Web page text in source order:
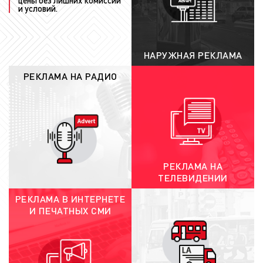
рабочих дней;
размещение рекламы:
рабочая группа
«Фасад Медиа Групп» загружает
рекламный ролик в сетку телеканала и
выпускает рекламу в телеэфир. На сроки
размещения рекламы существенное
влияние оказывают степень готовности
рекламного материала, а также
соответствие техническим требованиям и
положениям законодательства РФ о
рекламе.
При соблюдении всех вышеуказанных
требований, рекламу на Звездемы сможем
разместить за 1 рабочий день.
Целевая аудитория рекламы на
и условий.
НАРУЖНАЯ РЕКЛАМА
РЕКЛАМА НА РАДИО
РЕКЛАМА НА
ТЕЛЕВИДЕНИИ
РЕКЛАМА В ИНТЕРНЕТЕ
И ПЕЧАТНЫХ СМИ